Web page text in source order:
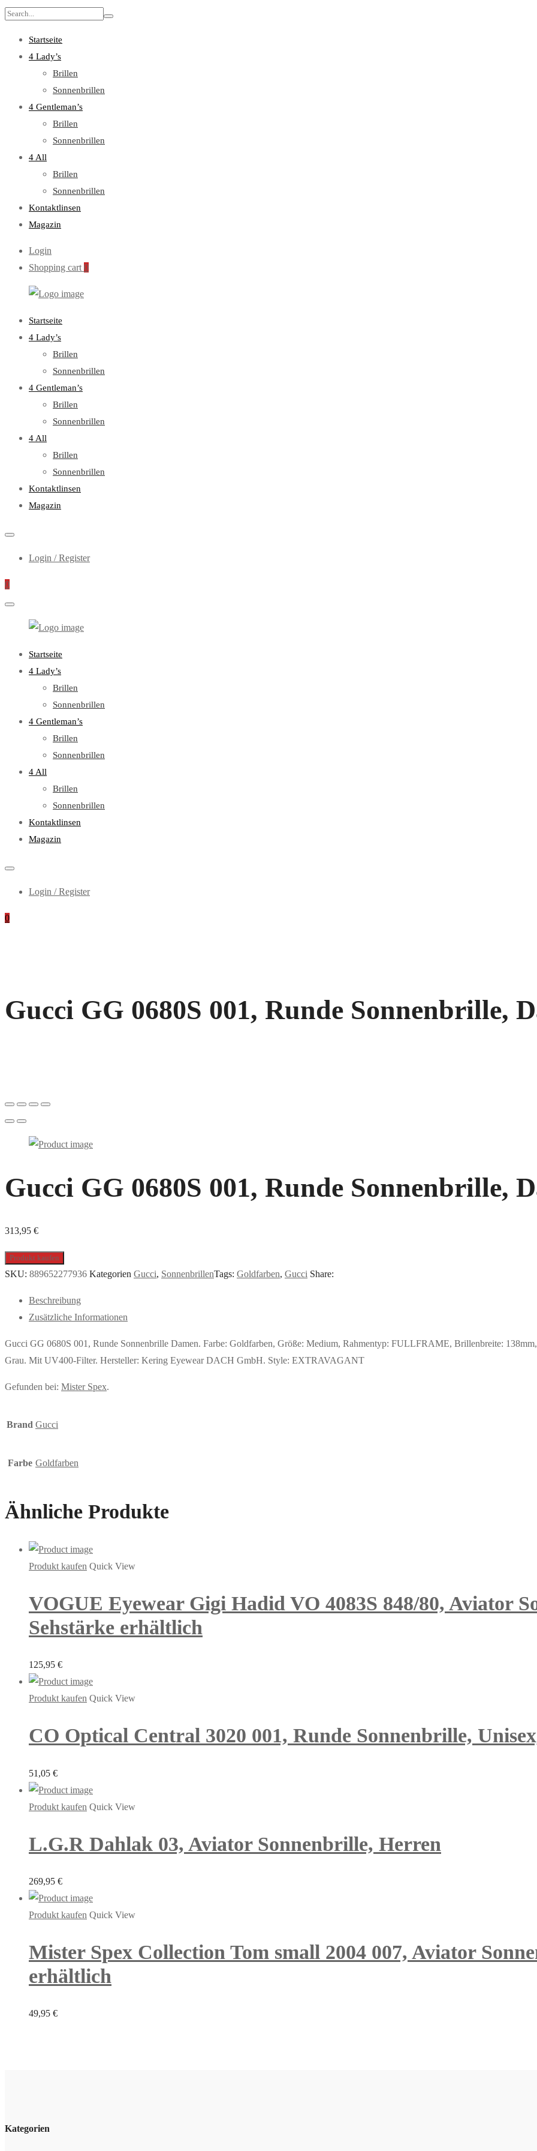
Search
Startseite
4 Lady’s
Brillen
Sonnenbrillen
4 Gentleman’s
Brillen
Sonnenbrillen
4 All
Brillen
Sonnenbrillen
Kontaktlinsen
Magazin
Login
Shopping cart 0
Primary
Menu
Startseite
4 Lady’s
Brillen
Sonnenbrillen
4 Gentleman’s
Brillen
Sonnenbrillen
4 All
Brillen
Sonnenbrillen
Kontaktlinsen
Magazin
Login / Register
0
Primary
Menu
Startseite
4 Lady’s
Brillen
Sonnenbrillen
4 Gentleman’s
Brillen
Sonnenbrillen
4 All
Brillen
Sonnenbrillen
Kontaktlinsen
Magazin
Login / Register
0
Gucci GG 0680S 001, Runde Sonnenbrille,
Gucci GG 0680S 001, Runde Sonnenbrille,
313,95 €
Produkt kaufen
SKU: 889652277936 Kategorien Gucci, SonnenbrillenTags: Goldfarben, Gucci Share:
Beschreibung
Zusätzliche Informationen
Gucci GG 0680S 001, Runde Sonnenbrille Damen. Farbe: Goldfarben, Größe: Medium, Rahmentyp: FULLFRAME, Brillenbreite:
Grau. Mit UV400-Filter. Hersteller: Kering Eyewear DACH GmbH. Style: EXTRAVAGANT
Gefunden bei: Mister Spex.
Brand Gucci
Farbe Goldfarben
Ähnliche Produkte
Produkt kaufen Quick View
VOGUE Eyewear Gigi Hadid VO 4083S 848/80, Aviator
Sehstärke erhältlich
125,95 €
Produkt kaufen Quick View
CO Optical Central 3020 001, Runde Sonnenbrille,
51,05 €
Produkt kaufen Quick View
L.G.R Dahlak 03, Aviator Sonnenbrille, Herren
269,95 €
Produkt kaufen Quick View
Mister Spex Collection Tom small 2004 007, Aviator
erhältlich
49,95 €
Kategorien